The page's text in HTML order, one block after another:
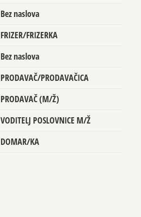
Bez naslova
FRIZER/FRIZERKA
Bez naslova
PRODAVAČ/PRODAVAČICA
PRODAVAČ (M/Ž)
VODITELJ POSLOVNICE M/Ž
DOMAR/KA